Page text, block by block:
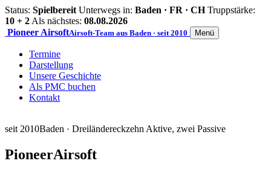
Status: Spielbereit Unterwegs in: Baden · FR · CH Truppstärke:
10 + 2 Als nächstes: 08.08.2026
Pioneer AirsoftAirsoft-Team aus Baden · seit 2010 Menü
Termine
Darstellung
Unsere Geschichte
Als PMC buchen
Kontakt
seit 2010Baden · Dreiländereckzehn Aktive, zwei Passive
PioneerAirsoft